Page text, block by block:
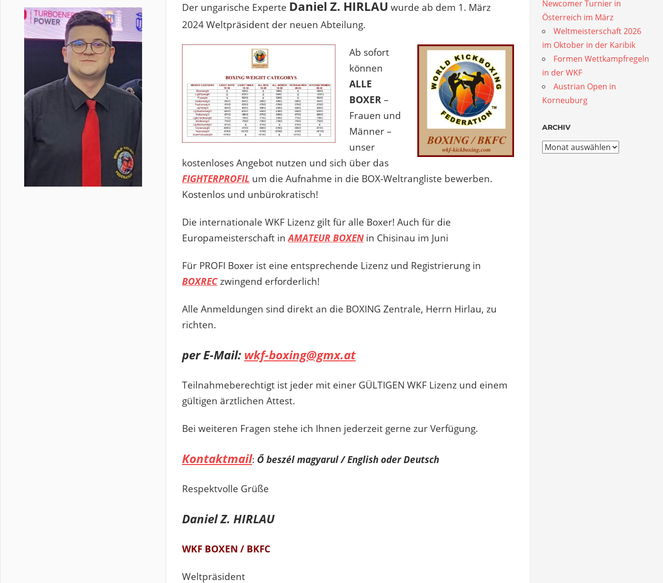
Der ungarische Experte Daniel Z. HIRLAU wurde ab dem 1. März
2024 Weltpräsident der neuen Abteilung.
Ab sofort
können
ALLE
BOXER –
Frauen und
Männer –
unser
kostenloses Angebot nutzen und sich über das
FIGHTERPROFIL um die Aufnahme in die BOX-Weltrangliste bewerben.
Kostenlos und unbürokratisch!
Die internationale WKF Lizenz gilt für alle Boxer! Auch für die
Europameisterschaft inAMATEUR BOXENin Chisinau im Juni
Für PROFI Boxer ist eine entsprechende Lizenz und Registrierung in
BOXRECzwingend erforderlich!
Alle Anmeldungen sind direkt an die BOXING Zentrale, Herrn Hirlau, zu
richten.
per E-Mail: wkf-boxing@gmx.at
Teilnahmeberechtigt ist jeder mit einer GÜLTIGEN WKF Lizenz und einem
gültigen ärztlichen Attest.
Bei weiteren Fragen stehe ich Ihnen jederzeit gerne zur Verfügung.
Kontaktmail: Ő beszél magyarul / English oder Deutsch
Respektvolle Grüße
Daniel Z. HIRLAU
WKF BOXEN / BKFC
Weltpräsident
Newcomer Turnier in
Österreich im März
Weltmeisterschaft 2026
im Oktober in der Karibik
Formen Wettkampfregeln
in der WKF
Austrian Open in
Korneuburg
ARCHIV
Archiv